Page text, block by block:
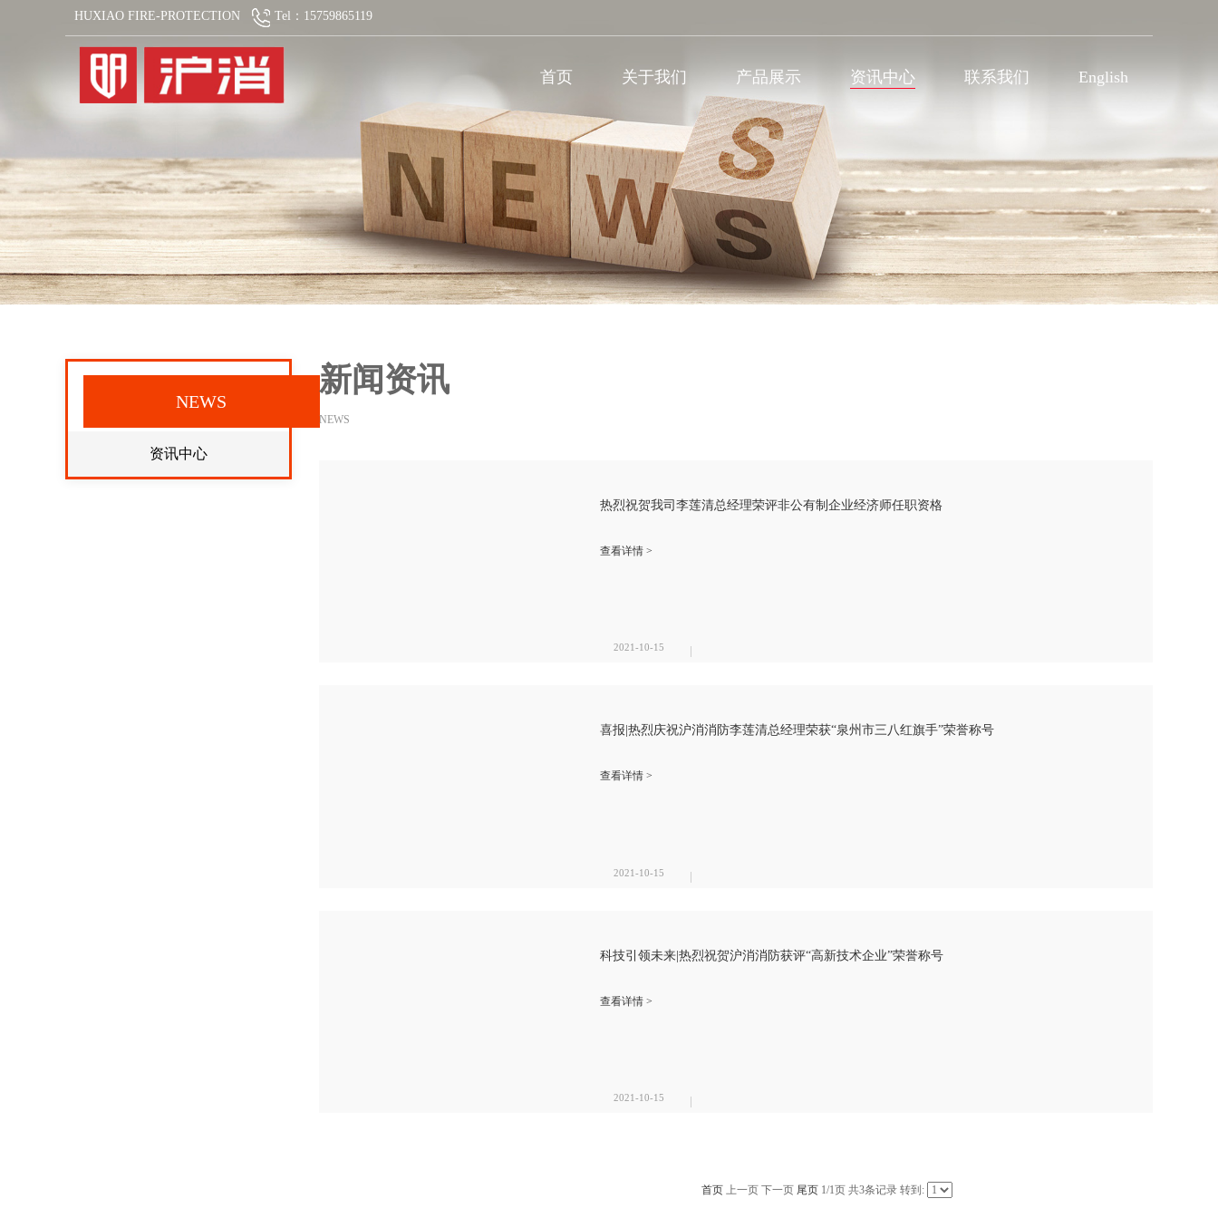
HUXIAO FIRE-PROTECTION Tel：15759865119
首页 关于我们 产品展示 资讯中心 联系我们 English
NEWS
资讯中心
新闻资讯
NEWS
热烈祝贺我司李莲清总经理荣评非公有制企业经济师任职资格
2021-10-15
查看详情 >
喜报|热烈庆祝沪消消防李莲清总经理荣获“泉州市三八红旗手”荣誉称号
2021-10-15
查看详情 >
科技引领未来|​热烈祝贺沪消消防获评“高新技术企业”荣誉称号
2021-10-15
查看详情 >
首页上一页 下一页 尾页1/1页 共3条记录 转到: